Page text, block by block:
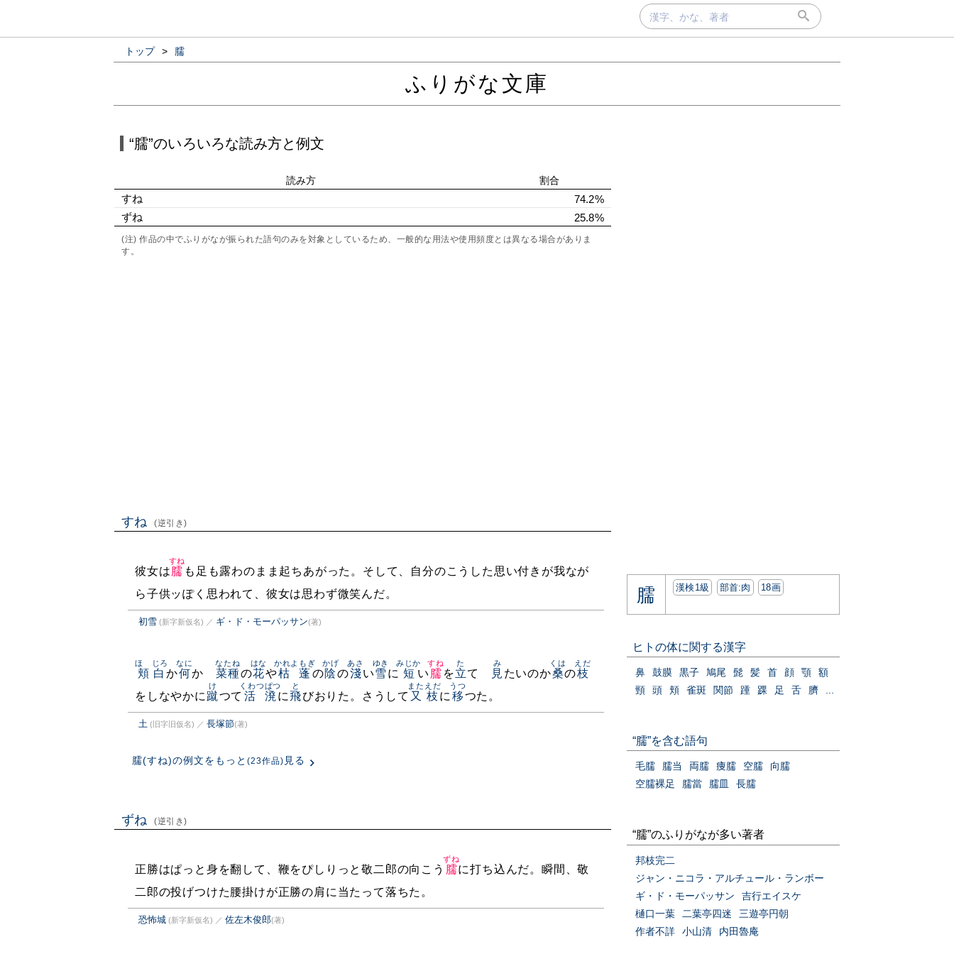
トップ > 臑
ふりがな文庫
“臑”のいろいろな読み方と例文
読み方 割合
すね
74.2%
ずね
25.8%
(注) 作品の中でふりがなが振られた語句のみを対象としているため、一般的な用法や使用頻度とは異なる場合がありま
す。
すね (逆引き)
彼女は臑
すね
も足も露わのまま起ちあがった。そして、自分のこうした思い付きが我なが
ら子供ッぽく思われて、彼女は思わず微笑んだ。
初雪 (新字新仮名) ／ ギ・ド・モーパッサン(著)
頬白
ほゝじろ
か何
なに
かゞ 菜種
なたね
の花
はな
や枯蓬
かれよもぎ
の陰
かげ
の淺
あさ
い雪
ゆき
に 短
みじか
い 臑
すね
を立
た
てゝ 見
み
たいのか桑
くは
の枝
えだ
をしなやかに 蹴
け
つて 活溌
くわつぱつ
に 飛
と
びおりた。さうして 又
また
枝
えだ
に 移
うつ
つた。
土 (旧字旧仮名) ／ 長塚節(著)
臑(すね)の例文をもっと (23作品) 見る
ずね (逆引き)
正勝はぱっと身を翻して、鞭をぴしりっと敬二郎の向こう 臑
ずね
に打ち込んだ。瞬間、敬
二郎の投げつけた腰掛けが正勝の肩に当たって落ちた。
恐怖城 (新字新仮名) ／ 佐左木俊郎(著)
臑 漢検1級 部首:⾁ 18画
ヒトの体に関する漢字
鼻 鼓膜 黒子 鳩尾 髭 髪 首 顔 顎
額
頸
頭 頬 雀斑 関節 踵 踝 足 舌 臍
“臑”を含む語句
毛臑 臑当 両臑 痩臑 空臑
向臑
空臑裸足
臑當 臑皿 長臑
“臑”のふりがなが多い著者
邦枝完二
ジャン・ニコラ・アルチュール・ランボー
ギ・ド・モーパッサン
吉行エイスケ
樋口一葉
二葉亭四迷
三遊亭円朝
作者不詳
小山清 内田魯庵